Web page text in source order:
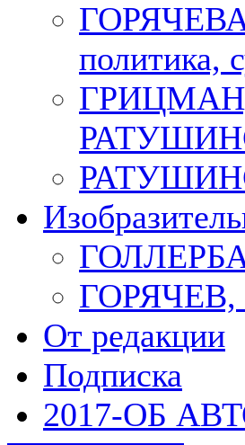
политика,
От редакции
Подписка
2017-ОБ